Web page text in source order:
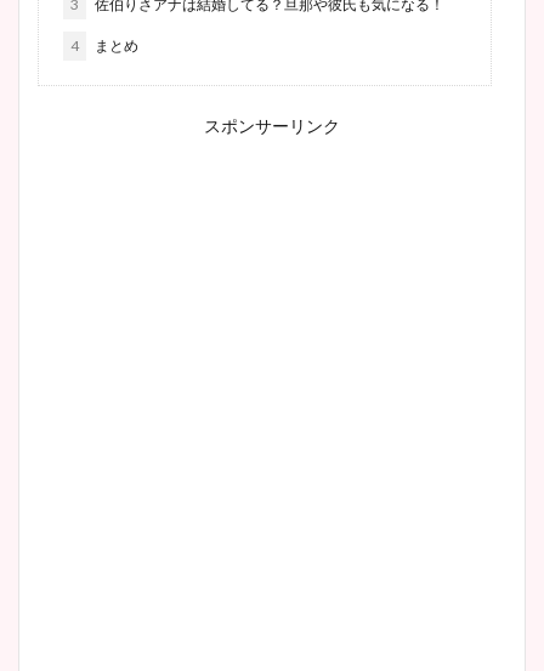
3 佐伯りさアナは結婚してる？旦那や彼氏も気になる！
4 まとめ
スポンサーリンク